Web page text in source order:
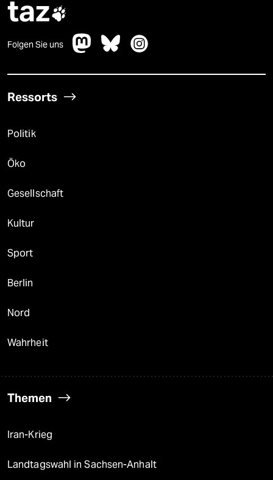
taz
Folgen Sie uns
Ressorts
Politik
Öko
Gesellschaft
Kultur
Sport
Berlin
Nord
Wahrheit
Themen
Iran-Krieg
Landtagswahl in Sachsen-Anhalt